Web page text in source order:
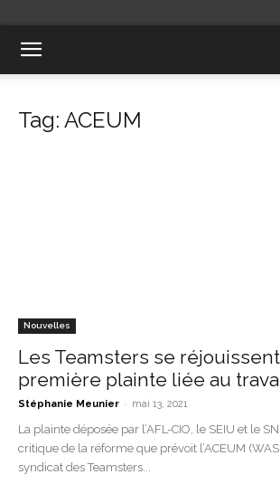
Tag: ACEUM
Nouvelles
Les Teamsters se
première plainte liée au
Stéphanie Meunier - mai 13, 2021
La plainte déposée par l’AFL-CIO, le SEIU et le
critique de la réforme que prévoit l’ACEUM
syndicat des Teamsters...